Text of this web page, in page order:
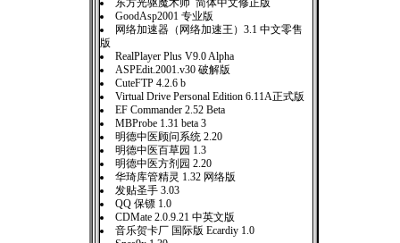
东方光驱魔术师 简体中文修正版
GoodAsp2001 专业版
网络加速器（网络加速王）3.1 中文零售
版
RealPlayer Plus V9.0 Alpha
ASPEdit.2001.v30 破解版
CuteFTP 4.2.6 b
Virtual Drive Personal Edition 6.11A正式版
EF Commander 2.52 Beta
MBProbe 1.31 beta 3
明德中医顾问系统 2.20
明德中医百草园 1.3
明德中医方剂园 2.20
华琦库管精灵 1.32 网络版
发贴圣手 3.03
QQ 保镖 1.0
CDMate 2.0.9.21 中英文版
音乐贺卡厂 国际版 Ecardiy 1.0